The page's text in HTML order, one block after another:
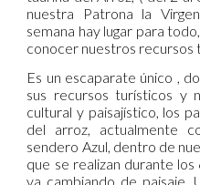
nuestra Patrona la
semana hay lugar para
conocer nuestros recursos
Es un escaparate único ,
sus recursos turísticos y
cultural y paisajístico, los
del arroz, actualmente
sendero Azul, dentro de
que se realizan durante
va cambiando de paisaje.